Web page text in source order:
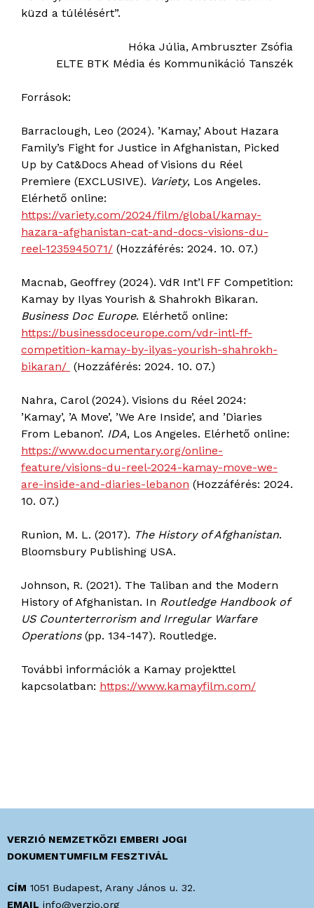
küzd a túlélésért”.
Hóka Júlia, Ambruszter Zsófia
ELTE BTK Média és Kommunikáció Tanszék
Források:
Barraclough, Leo (2024). ’Kamay,’ About Hazara
Family’s Fight for Justice in Afghanistan, Picked
Up by Cat&Docs Ahead of Visions du Réel
Premiere (EXCLUSIVE). Variety, Los Angeles.
Elérhető online:
https://variety.com/2024/film/global/kamay-
hazara-afghanistan-cat-and-docs-visions-du-
reel-1235945071/ (Hozzáférés: 2024. 10. 07.)
Macnab, Geoffrey (2024). VdR Int’l FF Competition:
Kamay by Ilyas Yourish & Shahrokh Bikaran.
Business Doc Europe. Elérhető online:
https://businessdoceurope.com/vdr-intl-ff-
competition-kamay-by-ilyas-yourish-shahrokh-
bikaran/ (Hozzáférés: 2024. 10. 07.)
Nahra, Carol (2024). Visions du Réel 2024:
’Kamay’, ’A Move’, ’We Are Inside’, and ’Diaries
From Lebanon’. IDA, Los Angeles. Elérhető online:
https://www.documentary.org/online-
feature/visions-du-reel-2024-kamay-move-we-
are-inside-and-diaries-lebanon (Hozzáférés: 2024.
10. 07.)
Runion, M. L. (2017). The History of Afghanistan.
Bloomsbury Publishing USA.
Johnson, R. (2021). The Taliban and the Modern
History of Afghanistan. In Routledge Handbook of
US Counterterrorism and Irregular Warfare
Operations(pp. 134-147). Routledge.
További információk a Kamay projekttel
kapcsolatban: https://www.kamayfilm.com/
VERZIÓ NEMZETKÖZI EMBERI JOGI
DOKUMENTUMFILM FESZTIVÁL
CÍM 1051 Budapest, Arany János u. 32.
EMAIL info@verzio.org